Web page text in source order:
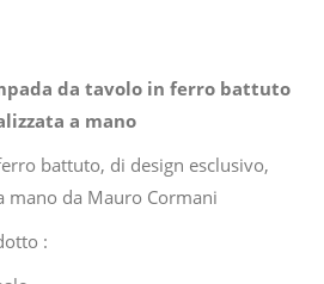
da tavolo in ferro battuto
a mano
battuto, di design esclusivo,
mano da Mauro Cormani
: